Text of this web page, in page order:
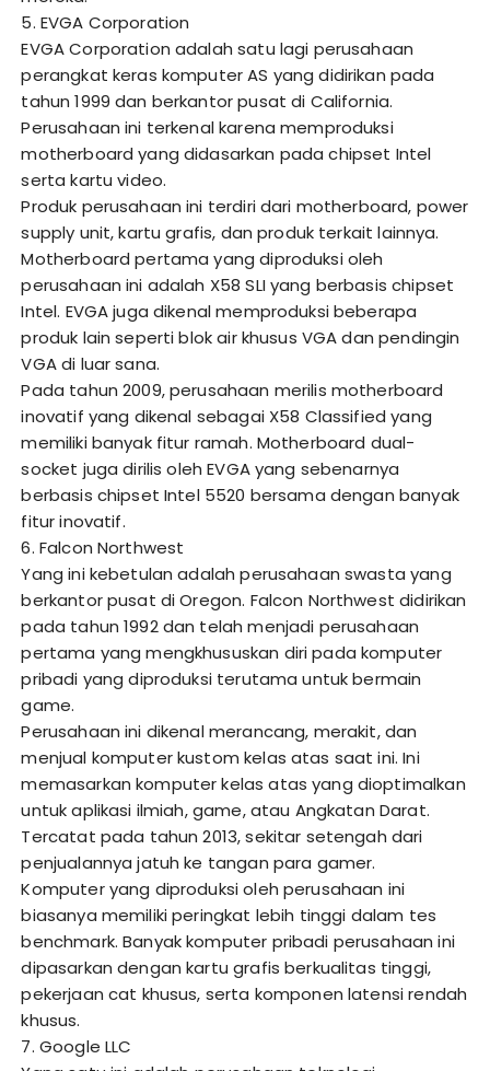
5. EVGA Corporation
EVGA Corporation adalah satu lagi perusahaan
perangkat keras komputer AS yang didirikan pada
tahun 1999 dan berkantor pusat di California.
Perusahaan ini terkenal karena memproduksi
motherboard yang didasarkan pada chipset Intel
serta kartu video.
Produk perusahaan ini terdiri dari motherboard, power
supply unit, kartu grafis, dan produk terkait lainnya.
Motherboard pertama yang diproduksi oleh
perusahaan ini adalah X58 SLI yang berbasis chipset
Intel. EVGA juga dikenal memproduksi beberapa
produk lain seperti blok air khusus VGA dan pendingin
VGA di luar sana.
Pada tahun 2009, perusahaan merilis motherboard
inovatif yang dikenal sebagai X58 Classified yang
memiliki banyak fitur ramah. Motherboard dual-
socket juga dirilis oleh EVGA yang sebenarnya
berbasis chipset Intel 5520 bersama dengan banyak
fitur inovatif.
6. Falcon Northwest
Yang ini kebetulan adalah perusahaan swasta yang
berkantor pusat di Oregon. Falcon Northwest didirikan
pada tahun 1992 dan telah menjadi perusahaan
pertama yang mengkhususkan diri pada komputer
pribadi yang diproduksi terutama untuk bermain
game.
Perusahaan ini dikenal merancang, merakit, dan
menjual komputer kustom kelas atas saat ini. Ini
memasarkan komputer kelas atas yang dioptimalkan
untuk aplikasi ilmiah, game, atau Angkatan Darat.
Tercatat pada tahun 2013, sekitar setengah dari
penjualannya jatuh ke tangan para gamer.
Komputer yang diproduksi oleh perusahaan ini
biasanya memiliki peringkat lebih tinggi dalam tes
benchmark. Banyak komputer pribadi perusahaan ini
dipasarkan dengan kartu grafis berkualitas tinggi,
pekerjaan cat khusus, serta komponen latensi rendah
khusus.
7. Google LLC